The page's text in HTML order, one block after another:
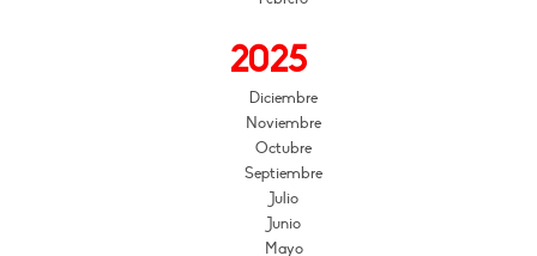
2025
Diciembre
Noviembre
Octubre
Septiembre
Julio
Junio
Mayo